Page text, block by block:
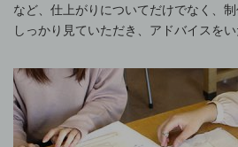
など、仕上がりについてだけでなく、
しっかり見ていただき、アドバイスをい